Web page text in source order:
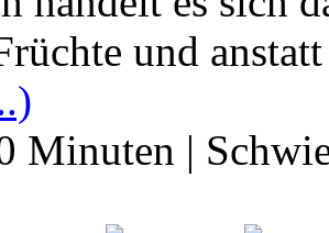
und
Minuten |